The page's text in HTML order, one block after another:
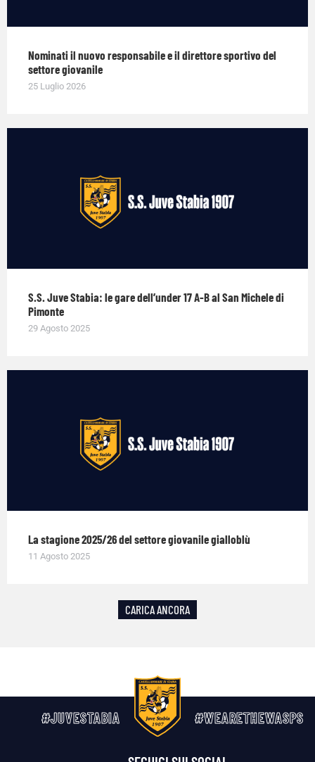
Nominati il nuovo responsabile e il direttore sportivo del
settore giovanile
25 Luglio 2026
S.S. Juve Stabia: le gare dell’under 17 A-B al San Michele di
Pimonte
29 Agosto 2025
La stagione 2025/26 del settore giovanile gialloblù
11 Agosto 2025
CARICA ANCORA
#JUVESTABIA #WEARETHEWASPS